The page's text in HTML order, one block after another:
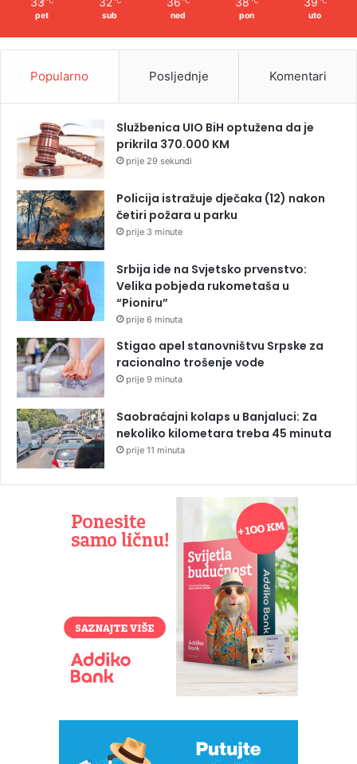
pet sub ned pon uto
Popularno Posljednje Komentari
Službenica UIO BiH optužena da je
prikrila 370.000 KM
prije 29 sekundi
Policija istražuje dječaka (12) nakon
četiri požara u parku
prije 3 minute
Srbija ide na Svjetsko prvenstvo:
Velika pobjeda rukometaša u
“Pioniru”
prije 6 minuta
Stigao apel stanovništvu Srpske za
racionalno trošenje vode
prije 9 minuta
Saobraćajni kolaps u Banjaluci: Za
nekoliko kilometara treba 45 minuta
prije 11 minuta